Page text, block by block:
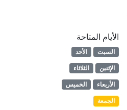
الأيام المتاحة
السبت
الأحد
الإثنين
الثلاثاء
الأربعاء
الخميس
الجمعة